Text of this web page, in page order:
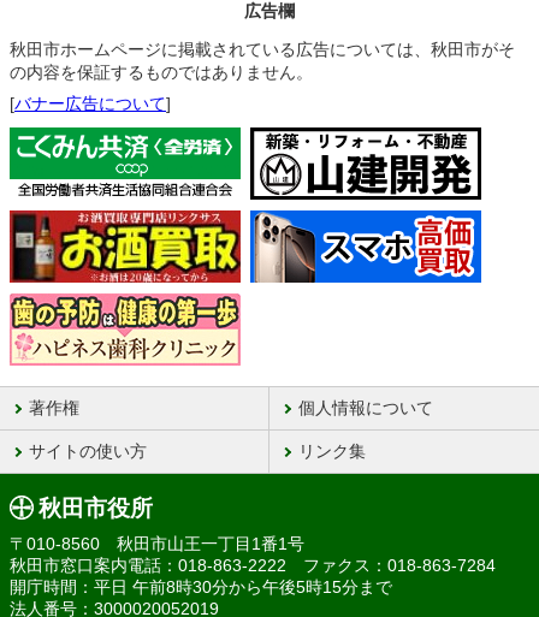
広告欄
秋田市ホームページに掲載されている広告については、秋田市がそ
の内容を保証するものではありません。
[バナー広告について]
著作権 個人情報について
サイトの使い方 リンク集
秋田市役所
〒010-8560 秋田市山王一丁目1番1号
秋田市窓口案内電話：018-863-2222 ファクス：018-863-7284
開庁時間：平日 午前8時30分から午後5時15分まで
法人番号：3000020052019